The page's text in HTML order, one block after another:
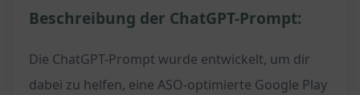
Beschreibung der ChatGPT-Prompt:
Die ChatGPT-Prompt wurde entwickelt, um dir
dabei zu helfen, eine ASO-optimierte Google Play